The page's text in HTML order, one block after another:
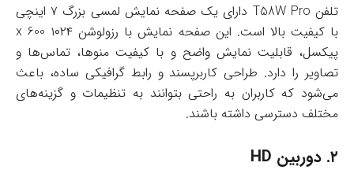
تلفن T58W Pro دارای یک صفحه نمایش لمسی بزرگ ۷ اینچی
با کیفیت بالا است. این صفحه نمایش با رزولوشن ۱۰۲۴ x 600
پیکسل، قابلیت نمایش واضح و با کیفیت منوها، تماس‌ها و
تصاویر را دارد. طراحی کاربرپسند و رابط گرافیکی ساده، باعث
می‌شود که کاربران به راحتی بتوانند به تنظیمات و گزینه‌های
مختلف دسترسی داشته باشند.
۲. دوربین HD